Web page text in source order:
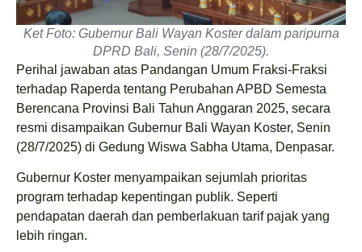
Ket Foto: Gubernur Bali Wayan Koster dalam paripurna
DPRD Bali, Senin (28/7/2025).
Perihal jawaban atas Pandangan Umum Fraksi-Fraksi
terhadap Raperda tentang Perubahan APBD Semesta
Berencana Provinsi Bali Tahun Anggaran 2025, secara
resmi disampaikan Gubernur Bali Wayan Koster, Senin
(28/7/2025) di Gedung Wiswa Sabha Utama, Denpasar.
Gubernur Koster menyampaikan sejumlah prioritas
program terhadap kepentingan publik. Seperti
pendapatan daerah dan pemberlakuan tarif pajak yang
lebih ringan.